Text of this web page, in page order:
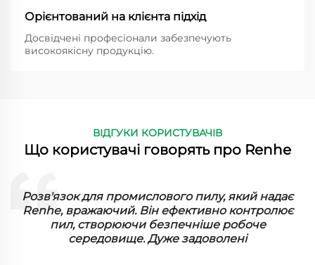
Орієнтований на клієнта підхід
Досвідчені професіонали забезпечують
високоякісну продукцію.
ВІДГУКИ КОРИСТУВАЧІВ
Що користувачі говорять про Renhe
Я дуже вражений промисловим пиловим
фільтром від Renhe. Він тривалий і ефективний,
забезпечуючи чистоту нашої фабрики. Чудова
інвестиція